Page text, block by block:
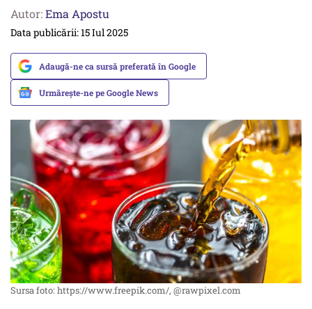
Autor:Ema Apostu
Data publicării: 15 Iul 2025
Adaugă-ne ca sursă preferată în Google
Urmărește-ne pe Google News
Sursa foto: https://www.freepik.com/, @rawpixel.com